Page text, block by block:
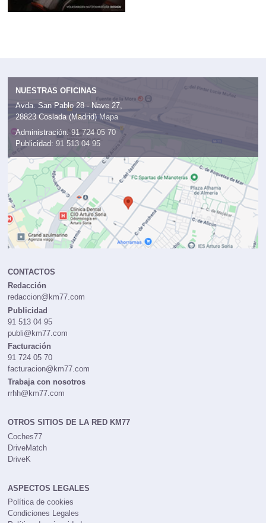
NUESTRAS OFICINAS
Avda. San Pablo 28 - Nave 27,
28823 Coslada (Madrid) Mapa
Administración: 91 724 05 70
Publicidad: 91 513 04 95
CONTACTOS
Redacción
redaccion@km77.com
Publicidad
91 513 04 95
publi@km77.com
Facturación
91 724 05 70
facturacion@km77.com
Trabaja con nosotros
rrhh@km77.com
OTROS SITIOS DE LA RED KM77
Coches77
DriveMatch
DriveK
ASPECTOS LEGALES
Política de cookies
Condiciones Legales